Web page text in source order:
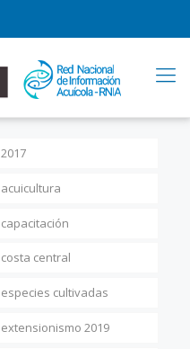
2017
acuicultura
capacitación
costa central
especies cultivadas
extensionismo 2019